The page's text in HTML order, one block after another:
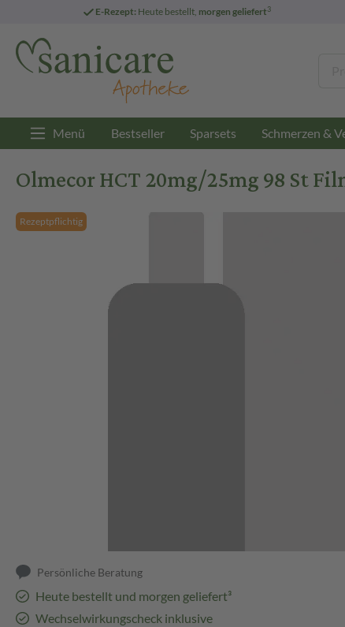
E-Rezept: Heute bestellt, morgen geliefert3
Menü Bestseller Sparsets Schmerzen &
Olmecor HCT 20mg/25mg 98 St
Rezeptpflichtig
Persönliche Beratung
Heute bestellt und morgen geliefert³
Wechselwirkungscheck inklusive